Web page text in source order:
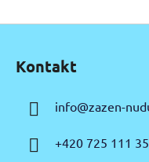
Kontakt
info@zazen-
+420 725 111